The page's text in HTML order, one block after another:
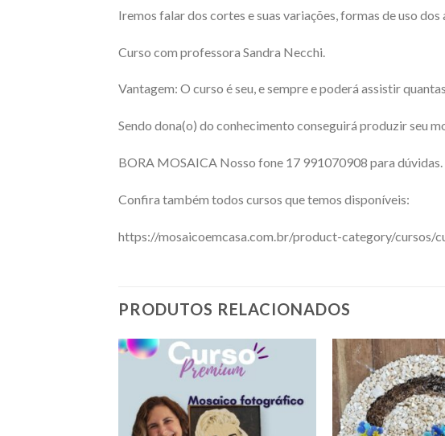
Iremos falar dos cortes e suas variações, formas de uso
Curso com professora Sandra Necchi.
Vantagem: O curso é seu, e sempre e poderá assistir
Sendo dona(o) do conhecimento conseguirá produzir seu
BORA MOSAICA Nosso fone 17 991070908 para dúvidas.
Confira também todos cursos que temos disponíveis:
https://mosaicoemcasa.com.br/product-category/cursos/
PRODUTOS RELACIONADOS